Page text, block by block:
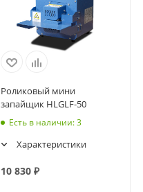
Роликовый мини
запайщик HLGLF-50
Есть в наличии: 3
Характеристики
10 830₽